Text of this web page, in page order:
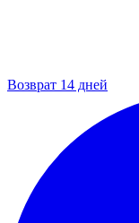
Возврат 14 дней